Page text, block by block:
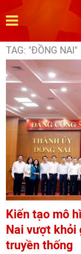
TAG: "ĐỒNG NAI"
Kiến tạo mô
Nai vượt khỏi
truyền thống